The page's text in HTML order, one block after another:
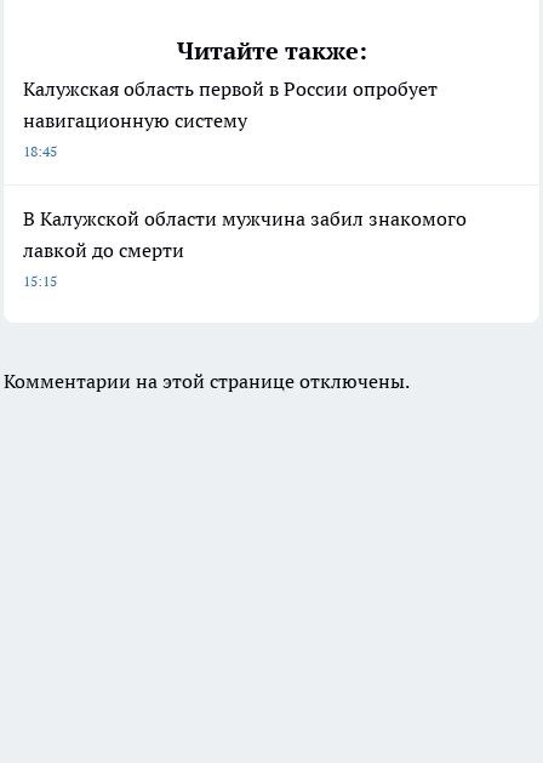
Читайте также:
Калужская область первой в России опробует
навигационную систему
18:45
В Калужской области мужчина забил знакомого
лавкой до смерти
15:15
Комментарии на этой странице отключены.